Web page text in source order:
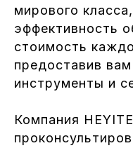
мирового
эффективность
стоимость
предоставив
инструменты и
Компания